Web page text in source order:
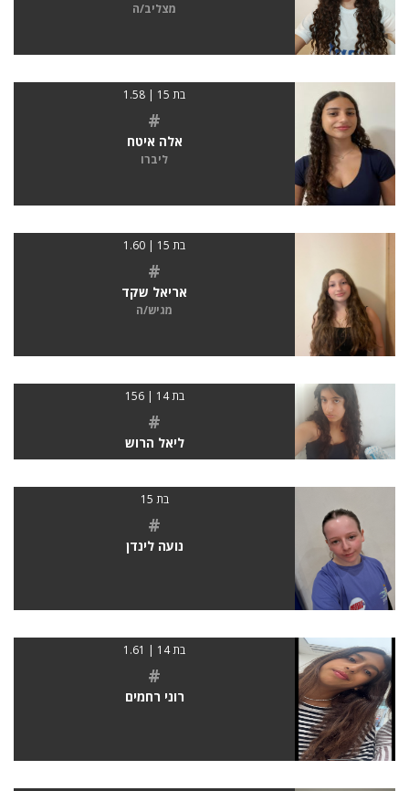
מצליב/ה
בת 15 | 1.58
#
אלה איטח
ליברו
בת 15 | 1.60
#
אריאל שקד
מגיש/ה
בת 14 | 156
#
ליאל הרוש
בת 15
#
נועה לינדן
בת 14 | 1.61
#
רוני רחמים